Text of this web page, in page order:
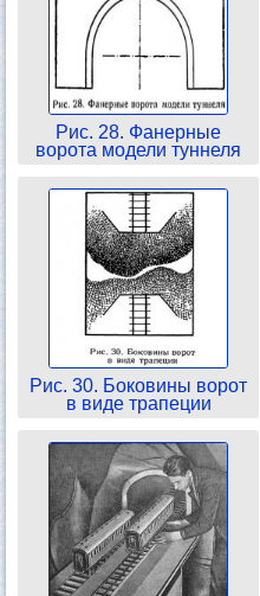
Рис. 28. Фанерные
ворота модели туннеля
Рис. 30. Боковины ворот
в виде трапеции